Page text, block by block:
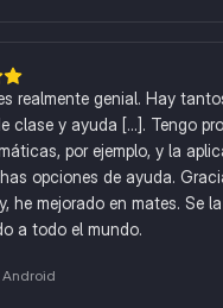
realmente genial. Hay
clase y ayuda [...]. Tengo
por ejemplo, y la
opciones de ayuda.
he mejorado en mates. Se la
a todo el mundo.